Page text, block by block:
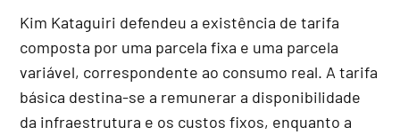
Kim Kataguiri defendeu a existência de tarifa
composta por uma parcela fixa e uma parcela
variável, correspondente ao consumo real. A tarifa
básica destina-se a remunerar a disponibilidade
da infraestrutura e os custos fixos, enquanto a